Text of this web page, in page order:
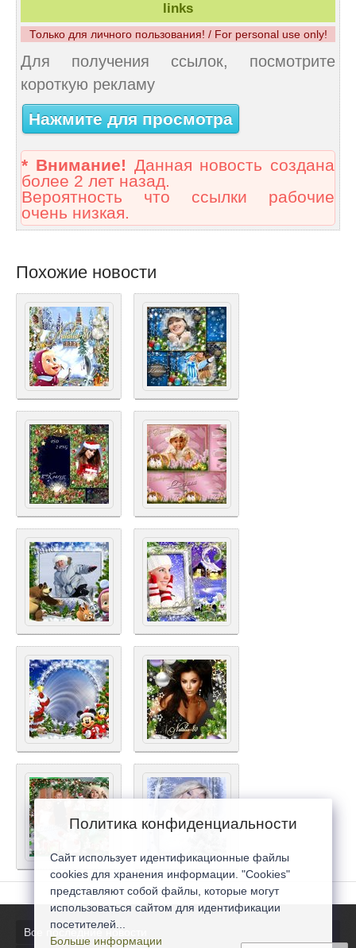
links
Только для личного пользования! / For personal use only!
Для получения ссылок, посмотрите
короткую рекламу
Нажмите для просмотра
* Внимание! Данная новость создана
более 2 лет назад.
Вероятность что ссылки рабочие
очень низкая.
Похожие новости
Все последние новости
Политика конфиденциальности
Сайт использует идентификационные файлы
cookies для хранения информации. "Cookies"
представляют собой файлы, которые могут
использоваться сайтом для идентификации
посетителей...
Больше информации